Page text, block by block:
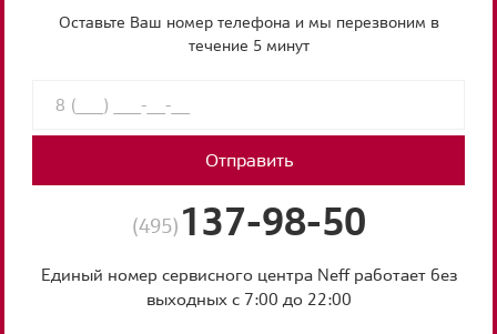
Оставьте Ваш номер телефона и мы перезвоним в
течение 5 минут
Отправить
(495) 137-98-50
Единый номер сервисного центра Neff работает без
выходных с 7:00 до 22:00